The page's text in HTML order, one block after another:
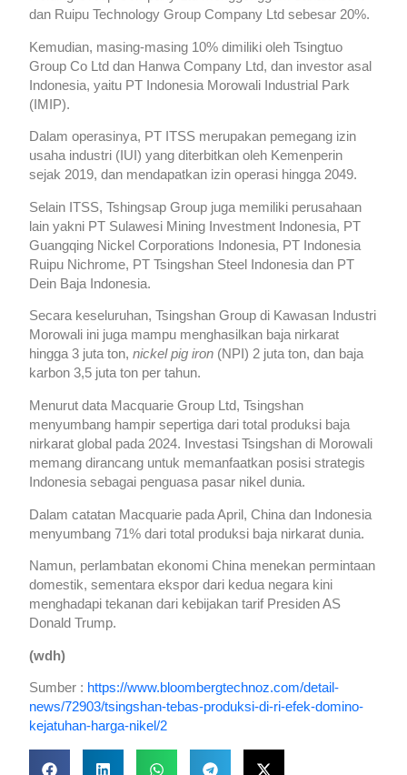
dan Ruipu Technology Group Company Ltd sebesar 20%.
Kemudian, masing-masing 10% dimiliki oleh Tsingtuo
Group Co Ltd dan Hanwa Company Ltd, dan investor asal
Indonesia, yaitu PT Indonesia Morowali Industrial Park
(IMIP).
Dalam operasinya, PT ITSS merupakan pemegang izin
usaha industri (IUI) yang diterbitkan oleh Kemenperin
sejak 2019, dan mendapatkan izin operasi hingga 2049.
Selain ITSS, Tshingsap Group juga memiliki perusahaan
lain yakni PT Sulawesi Mining Investment Indonesia, PT
Guangqing Nickel Corporations Indonesia, PT Indonesia
Ruipu Nichrome, PT Tsingshan Steel Indonesia dan PT
Dein Baja Indonesia.
Secara keseluruhan, Tsingshan Group di Kawasan Industri
Morowali ini juga mampu menghasilkan baja nirkarat
hingga 3 juta ton,nickel pig iron (NPI) 2 juta ton, dan baja
karbon 3,5 juta ton per tahun.
Menurut data Macquarie Group Ltd, Tsingshan
menyumbang hampir sepertiga dari total produksi baja
nirkarat global pada 2024. Investasi Tsingshan di Morowali
memang dirancang untuk memanfaatkan posisi strategis
Indonesia sebagai penguasa pasar nikel dunia.
Dalam catatan Macquarie pada April, China dan Indonesia
menyumbang 71% dari total produksi baja nirkarat dunia.
Namun, perlambatan ekonomi China menekan permintaan
domestik, sementara ekspor dari kedua negara kini
menghadapi tekanan dari kebijakan tarif Presiden AS
Donald Trump.
(wdh)
Sumber : https://www.bloombergtechnoz.com/detail-
news/72903/tsingshan-tebas-produksi-di-ri-efek-domino-
kejatuhan-harga-nikel/2